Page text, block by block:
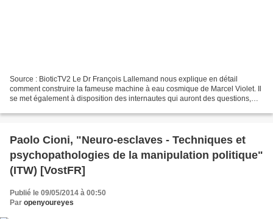
Source : BioticTV2 Le Dr François Lallemand nous explique en détail
comment construire la fameuse machine à eau cosmique de Marcel Violet. Il
se met également à disposition des internautes qui auront des questions,
Paolo Cioni, "Neuro-esclaves - Techniques et
psychopathologies de la manipulation politique"
(ITW) [VostFR]
Publié le 09/05/2014 à 00:50
Par openyoureyes